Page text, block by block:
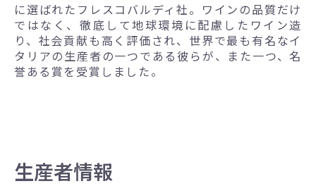
に選ばれたフレスコバルディ社。ワインの品質だけ
ではなく、徹底して地球環境に配慮したワイン造
り、社会貢献も高く評価され、世界で最も有名なイ
タリアの生産者の一つである彼らが、また一つ、名
誉ある賞を受賞しました。
生産者情報